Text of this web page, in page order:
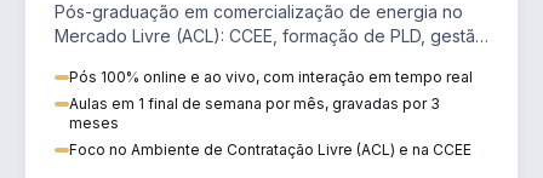
Pós-graduação em comercialização de energia no
Mercado Livre (ACL): CCEE, formação de PLD, gestão
Pós 100% online e ao vivo, com interação em tempo real
Aulas em 1 final de semana por mês, gravadas por 3
meses
Foco no Ambiente de Contratação Livre (ACL) e na CCEE